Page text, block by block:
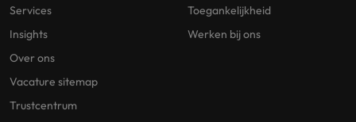
Services
Insights
Over ons
Vacature sitemap
Trustcentrum
Toegankelijkheid
Werken bij ons